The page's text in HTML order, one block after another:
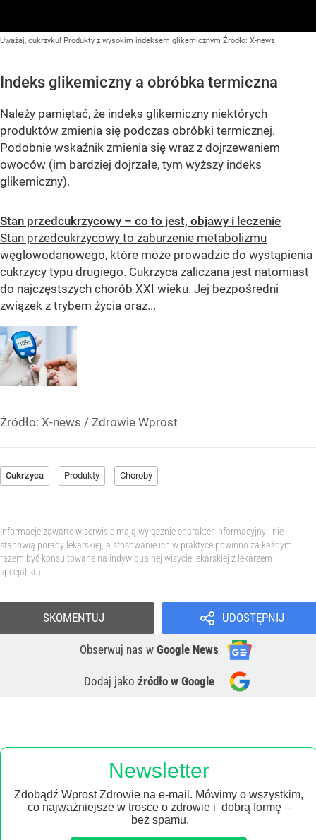
Uważaj, cukrzyku! Produkty z wysokim indeksem glikemicznym Źródło: X-news
Indeks glikemiczny a obróbka termiczna
Należy pamiętać, że indeks glikemiczny niektórych
produktów zmienia się podczas obróbki termicznej.
Podobnie wskaźnik zmienia się wraz z dojrzewaniem
owoców (im bardziej dojrzałe, tym wyższy indeks
glikemiczny).
Stan przedcukrzycowy – co to jest, objawy i leczenie
Stan przedcukrzycowy to zaburzenie metabolizmu
węglowodanowego, które może prowadzić do wystąpienia
cukrzycy typu drugiego. Cukrzyca zaliczana jest natomiast
do najczęstszych chorób XXI wieku. Jej bezpośredni
związek z trybem życia oraz...
Źródło: X-news / Zdrowie Wprost
Cukrzyca Produkty Choroby
Informacje zawarte w serwisie mają wyłącznie charakter informacyjny i nie
stanowią porady lekarskiej, a stosowanie ich w praktyce powinno za każdym
razem być konsultowane na indywidualnej wizycie lekarskiej z lekarzem
specjalistą.
UDOSTĘPNIJ
Obserwuj nas w Google News
Dodaj jako źródło w Google
SKOMENTUJ
Newsletter
Zdobądź Wprost Zdrowie na e-mail. Mówimy o wszystkim,
co najważniejsze w trosce o zdrowie i dobrą formę –
bez spamu.